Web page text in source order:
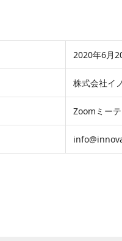
​​2020年6月
株式会社イ
Zoomミー